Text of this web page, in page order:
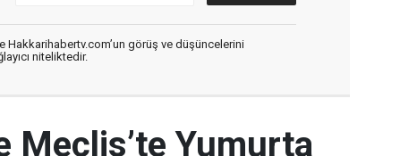
Hakkarihabertv.com’un görüş ve düşüncelerini
niteliktedir.
Meclis’te Yumurta